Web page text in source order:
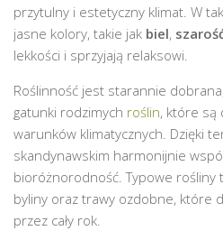
przytulny i estetyczny klimat. W
jasne kolory, takie jak biel,
lekkości i sprzyjają relaksowi.
Roślinność jest starannie
gatunki rodzimych roślin, które są
warunków klimatycznych. Dzięki
skandynawskim harmonijnie
bioróżnorodność. Typowe rośliny
byliny oraz trawy ozdobne, które
przez cały rok.